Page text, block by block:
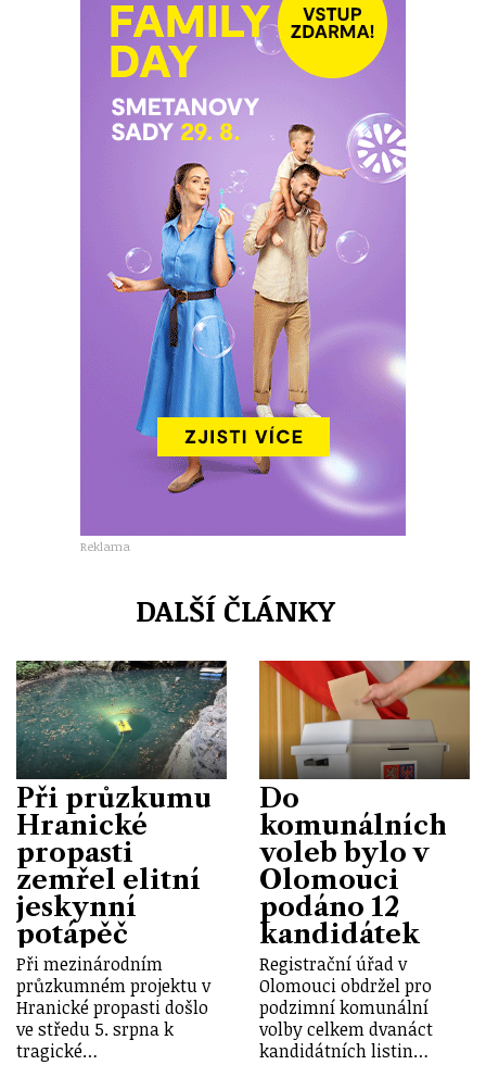
Reklama
DALŠÍ ČLÁNKY
Při průzkumu
Hranické
propasti
zemřel elitní
jeskynní
potápěč
Při mezinárodním
průzkumném projektu v
Hranické propasti došlo
ve středu 5. srpna k
tragické…
Do
komunálních
voleb bylo v
Olomouci
podáno 12
kandidátek
Registrační úřad v
Olomouci obdržel pro
podzimní komunální
volby celkem dvanáct
kandidátních listin…